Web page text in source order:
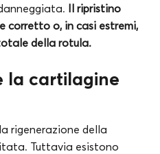
Il ripristino
corretto o, in casi estremi,
della rotula.
la cartilagine
rigenerazione della
Tuttavia esistono